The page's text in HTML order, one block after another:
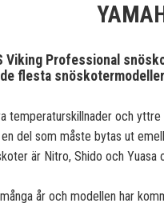
Viking Professional
flesta
och
del som måste bytas ut
är Nitro, Shido och
år och modellen har